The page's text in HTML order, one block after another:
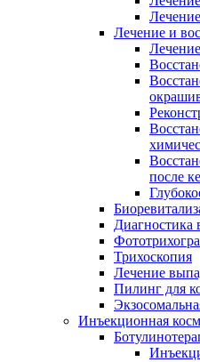
Лечение и
после
Диагностика
Трихоскопия
Лечение
Пилинг для
Инъекционная